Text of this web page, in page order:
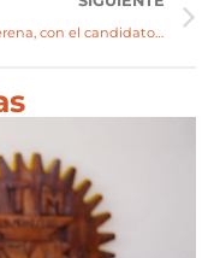
Rafael Yerena, con el candidato a gobernador Pablo Lemus